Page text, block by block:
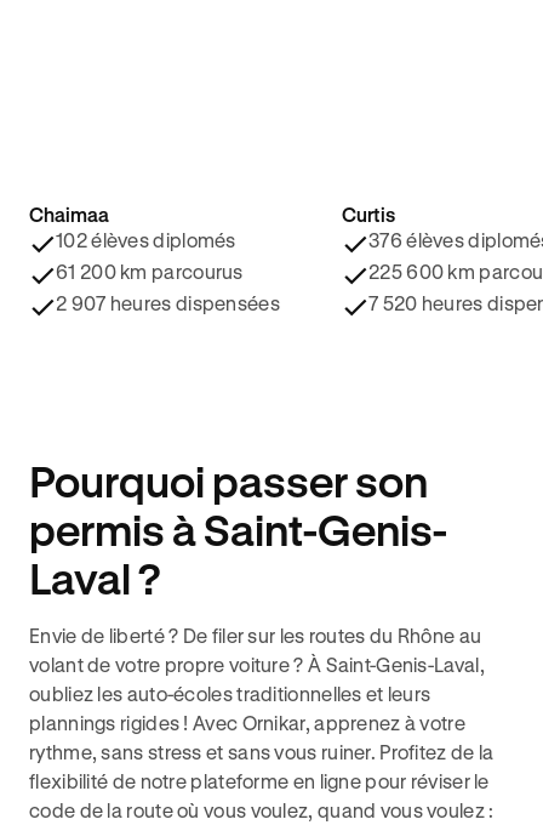
4.8/5 ⭐️
Chaimaa
102 élèves diplomés
61 200 km parcourus
2 907 heures dispensées
4.9/5 ⭐️
Curtis
376 élèves
225 600 km
7 520 heures
Pourquoi passer son
permis à Saint-Genis-
Laval ?
Envie de liberté ? De filer sur les routes du Rhône au
volant de votre propre voiture ? À Saint-Genis-Laval,
oubliez les auto-écoles traditionnelles et leurs
plannings rigides ! Avec Ornikar, apprenez à votre
rythme, sans stress et sans vous ruiner. Profitez de la
flexibilité de notre plateforme en ligne pour réviser le
code de la route où vous voulez, quand vous voulez :